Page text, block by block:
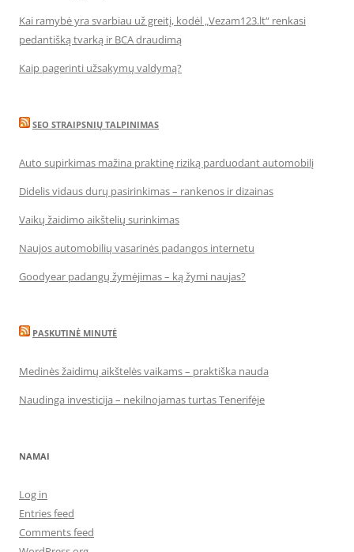
Kai ramybė yra svarbiau už greitį, kodėl „Vezam123.lt“ renkasi
pedantišką tvarką ir BCA draudimą
Kaip pagerinti užsakymų valdymą?
SEO STRAIPSNIŲ TALPINIMAS
Auto supirkimas mažina praktinę riziką parduodant automobilį
Didelis vidaus durų pasirinkimas – rankenos ir dizainas
Vaikų žaidimo aikštelių surinkimas
Naujos automobilių vasarinės padangos internetu
Goodyear padangų žymėjimas – ką žymi naujas?
PASKUTINĖ MINUTĖ
Medinės žaidimų aikštelės vaikams – praktiška nauda
Naudinga investicija – nekilnojamas turtas Tenerifėje
NAMAI
Log in
Entries feed
Comments feed